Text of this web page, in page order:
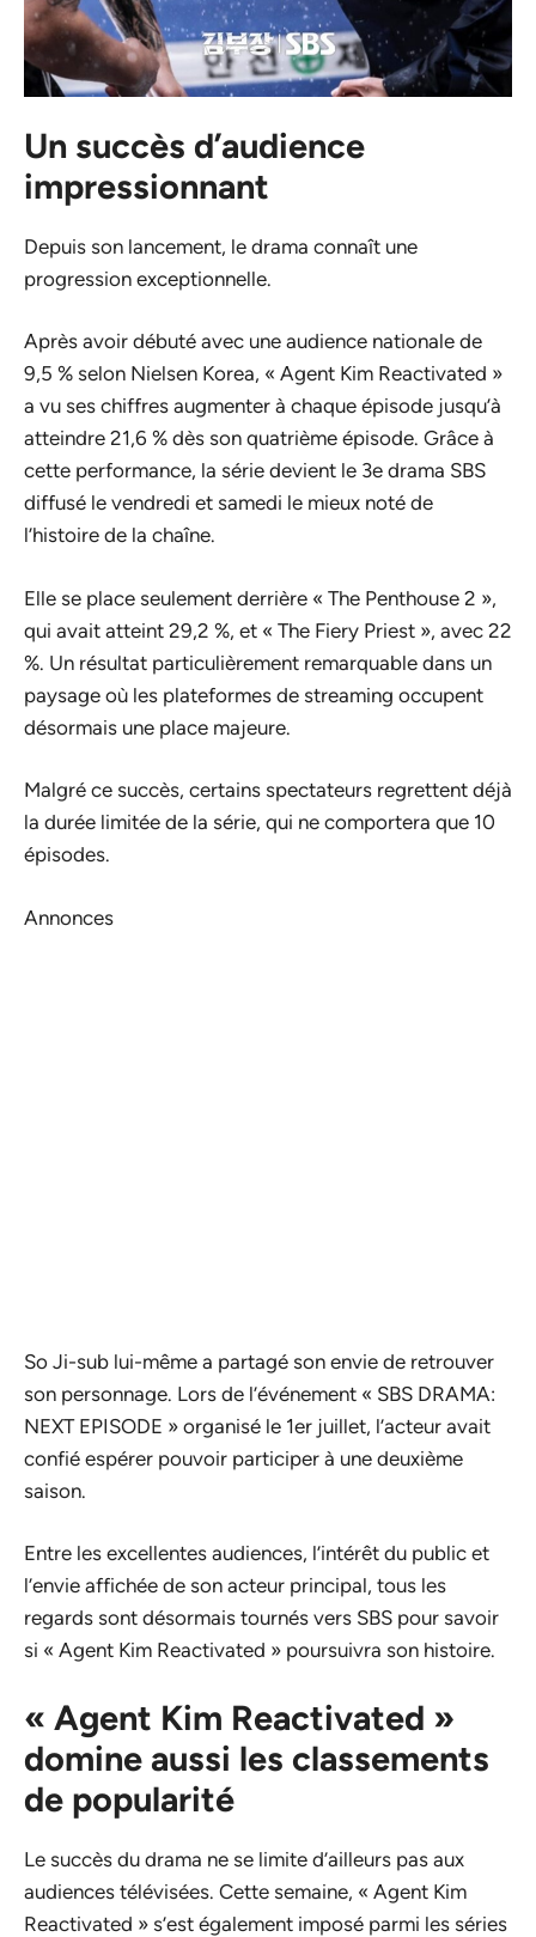
Un succès d’audience
impressionnant
Depuis son lancement, le drama connaît une
progression exceptionnelle.
Après avoir débuté avec une audience nationale de
9,5 % selon Nielsen Korea, « Agent Kim Reactivated »
a vu ses chiffres augmenter à chaque épisode jusqu’à
atteindre 21,6 % dès son quatrième épisode. Grâce à
cette performance, la série devient le 3e drama SBS
diffusé le vendredi et samedi le mieux noté de
l’histoire de la chaîne.
Elle se place seulement derrière « The Penthouse 2 »,
qui avait atteint 29,2 %, et « The Fiery Priest », avec 22
%. Un résultat particulièrement remarquable dans un
paysage où les plateformes de streaming occupent
désormais une place majeure.
Malgré ce succès, certains spectateurs regrettent déjà
la durée limitée de la série, qui ne comportera que 10
épisodes.
Annonces
So Ji-sub lui-même a partagé son envie de retrouver
son personnage. Lors de l’événement « SBS DRAMA:
NEXT EPISODE » organisé le 1er juillet, l’acteur avait
confié espérer pouvoir participer à une deuxième
saison.
Entre les excellentes audiences, l’intérêt du public et
l’envie affichée de son acteur principal, tous les
regards sont désormais tournés vers SBS pour savoir
si « Agent Kim Reactivated » poursuivra son histoire.
« Agent Kim Reactivated »
domine aussi les classements
de popularité
Le succès du drama ne se limite d’ailleurs pas aux
audiences télévisées. Cette semaine, « Agent Kim
Reactivated » s’est également imposé parmi les séries